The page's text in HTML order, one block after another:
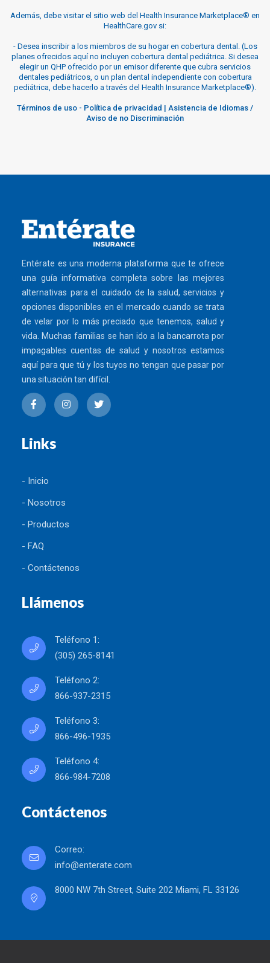
Además, debe visitar el sitio web del Health Insurance Marketplace® en
HealthCare.gov si:
-Desea inscribir a los miembros de su hogar en cobertura dental. (Los
planes ofrecidos aquí no incluyen cobertura dental pediátrica. Si desea
elegir un QHP ofrecido por un emisor diferente que cubra servicios
dentales pediátricos, o un plan dental independiente con cobertura
pediátrica, debe hacerlo a través del Health Insurance Marketplace®).
Términos de uso - Política de privacidad | Asistencia de Idiomas /
Aviso de no Discriminación
Entérate es una moderna plataforma que te ofrece
una guía informativa completa sobre las mejores
alternativas para el cuidado de la salud, servicios y
opciones disponibles en el mercado cuando se trata
de velar por lo más preciado que tenemos, salud y
vida. Muchas familias se han ido a la bancarrota por
impagables cuentas de salud y nosotros estamos
aquí para que tú y los tuyos no tengan que pasar por
una situación tan difícil.
Links
- Inicio
- Nosotros
- Productos
- FAQ
- Contáctenos
Llámenos
Teléfono 1:
(305) 265-8141
Teléfono 2:
866-937-2315
Teléfono 3:
866-496-1935
Teléfono 4:
866-984-7208
Contáctenos
Correo:
info@enterate.com
8000 NW 7th Street, Suite 202 Miami, FL 33126